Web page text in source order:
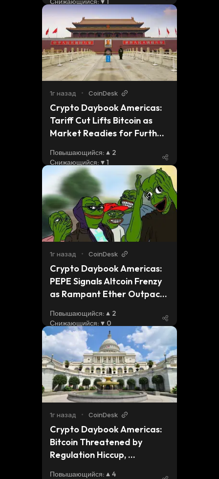
1г назад • CoinDesk
Crypto Daybook Americas:
Tariff Cut Lifts Bitcoin as
Market Readies for Further
Повышающийся:
2
Снижающийся: 1
1г назад • CoinDesk
Crypto Daybook Americas:
PEPE Signals Altcoin Frenzy
as Rampant Ether Outpaces
Повышающийся:
2
Снижающийся: 0
1г назад • CoinDesk
Crypto Daybook Americas:
Bitcoin Threatened by
Regulation Hiccup,
Повышающийся:
4